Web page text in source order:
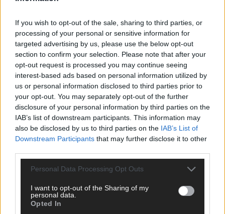
If you wish to opt-out of the sale, sharing to third parties, or
processing of your personal or sensitive information for
targeted advertising by us, please use the below opt-out
section to confirm your selection. Please note that after your
opt-out request is processed you may continue seeing
interest-based ads based on personal information utilized by
us or personal information disclosed to third parties prior to
your opt-out. You may separately opt-out of the further
disclosure of your personal information by third parties on the
IAB’s list of downstream participants. This information may
also be disclosed by us to third parties on the IAB’s List of
Downstream Participants that may further disclose it to other
Personal Data Processing Opt Outs
I want to opt-out of the Sharing of my
personal data.
Opted In
SCHNELL ZUM RESSORT